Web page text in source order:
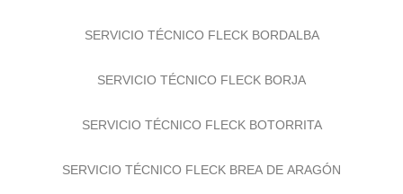
SERVICIO TÉCNICO FLECK BORDALBA
SERVICIO TÉCNICO FLECK BORJA
SERVICIO TÉCNICO FLECK BOTORRITA
SERVICIO TÉCNICO FLECK BREA DE ARAGÓN